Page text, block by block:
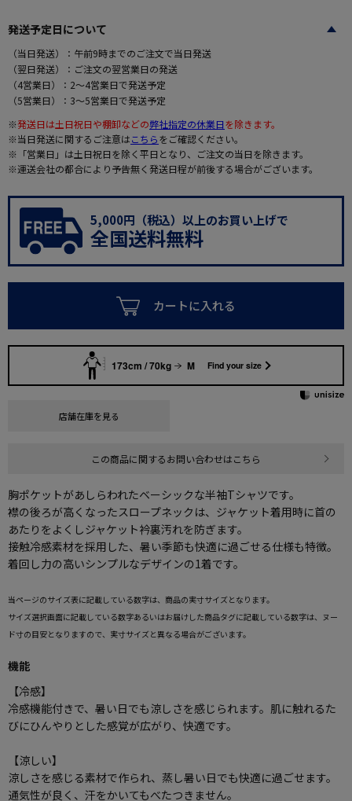
発送予定日について
（当日発送）：午前9時までのご注文で当日発送
（翌日発送）：ご注文の翌営業日の発送
（4営業日）：2～4営業日で発送予定
（5営業日）：3～5営業日で発送予定
※発送日は土日祝日や棚卸などの弊社指定の休業日を除きます。
※当日発送に関するご注意はこちらをご確認ください。
※「営業日」は土日祝日を除く平日となり、ご注文の当日を除きます。
※運送会社の都合により予告無く発送日程が前後する場合がございます。
5,000円（税込）以上のお買い上げで
全国送料無料
カートに入れる
173cm / 70kg M Find your size
店舗在庫を見る
この商品に関するお問い合わせはこちら
胸ポケットがあしらわれたベーシックな半袖Tシャツです。
襟の後ろが高くなったスロープネックは、ジャケット着用時に首の
あたりをよくしジャケット衿裏汚れを防ぎます。
接触冷感素材を採用した、暑い季節も快適に過ごせる仕様も特徴。
着回し力の高いシンプルなデザインの1着です。
当ページのサイズ表に記載している数字は、商品の実寸サイズとなります。
サイズ選択画面に記載している数字あるいはお届けした商品タグに記載している数字は、ヌー
ド寸の目安となりますので、実寸サイズと異なる場合がございます。
機能
【冷感】
冷感機能付きで、暑い日でも涼しさを感じられます。肌に触れるた
びにひんやりとした感覚が広がり、快適です。
【涼しい】
涼しさを感じる素材で作られ、蒸し暑い日でも快適に過ごせます。
通気性が良く、汗をかいてもべたつきません。